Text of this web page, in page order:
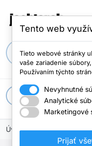
apps
Úvodná stránka
Tento web
Tieto webové stránky
vaše zariadenie
Používaním týchto
Nevyhnutné
Analytické
Marketingové
Prijať